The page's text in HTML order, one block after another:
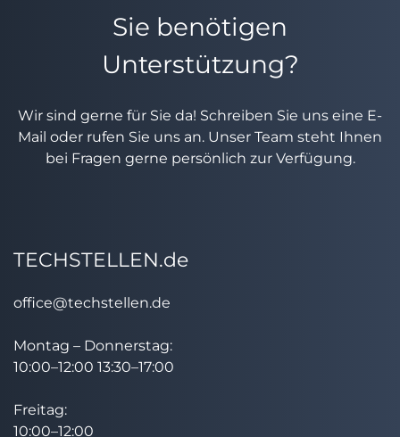
Sie benötigen
Unterstützung?
Wir sind gerne für Sie da! Schreiben Sie uns eine E-
Mail oder rufen Sie uns an. Unser Team steht Ihnen
bei Fragen gerne persönlich zur Verfügung.
TECHSTELLEN.de
office@techstellen.de
Montag – Donnerstag:
10:00–12:00 13:30–17:00
Freitag:
10:00–12:00